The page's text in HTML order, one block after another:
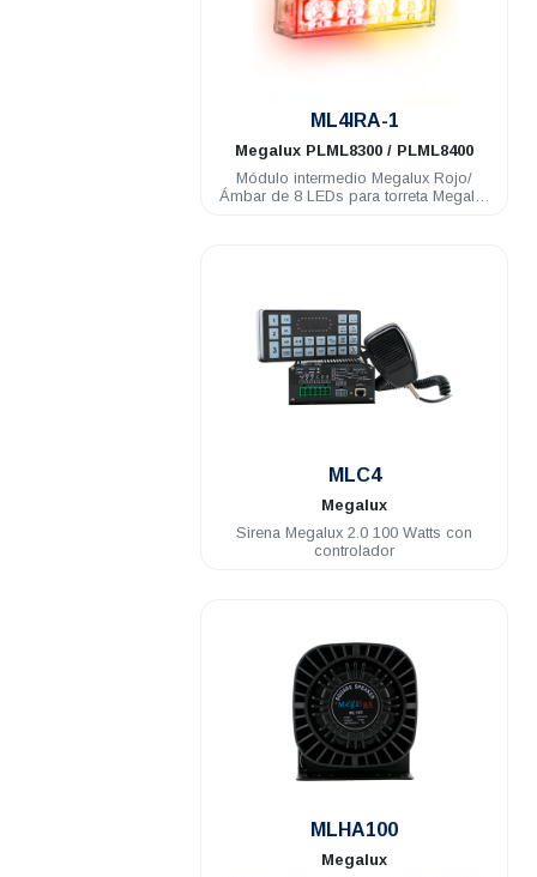
ML4IRA-1
Megalux PLML8300 / PLML8400
Módulo intermedio Megalux Rojo/
Ámbar de 8 LEDs para torreta Megalux
MLC4
Megalux
Sirena Megalux 2.0 100 Watts con
controlador
MLHA100
Megalux